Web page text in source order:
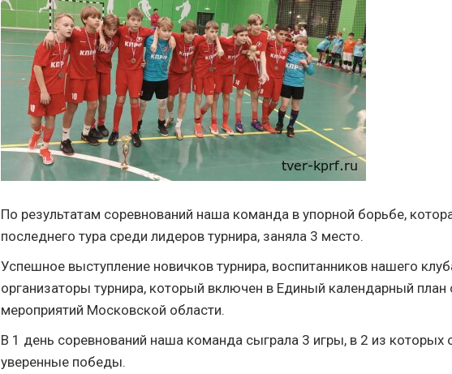
По результатам соревнований наша команда в упорной борьбе,
последнего тура среди лидеров турнира, заняла 3 место.
Успешное выступление новичков турнира, воспитанников нашего
организаторы турнира, который включен в Единый календарный план
мероприятий Московской области.
В 1 день соревнований наша команда сыграла 3 игры, в 2 из которых
уверенные победы.